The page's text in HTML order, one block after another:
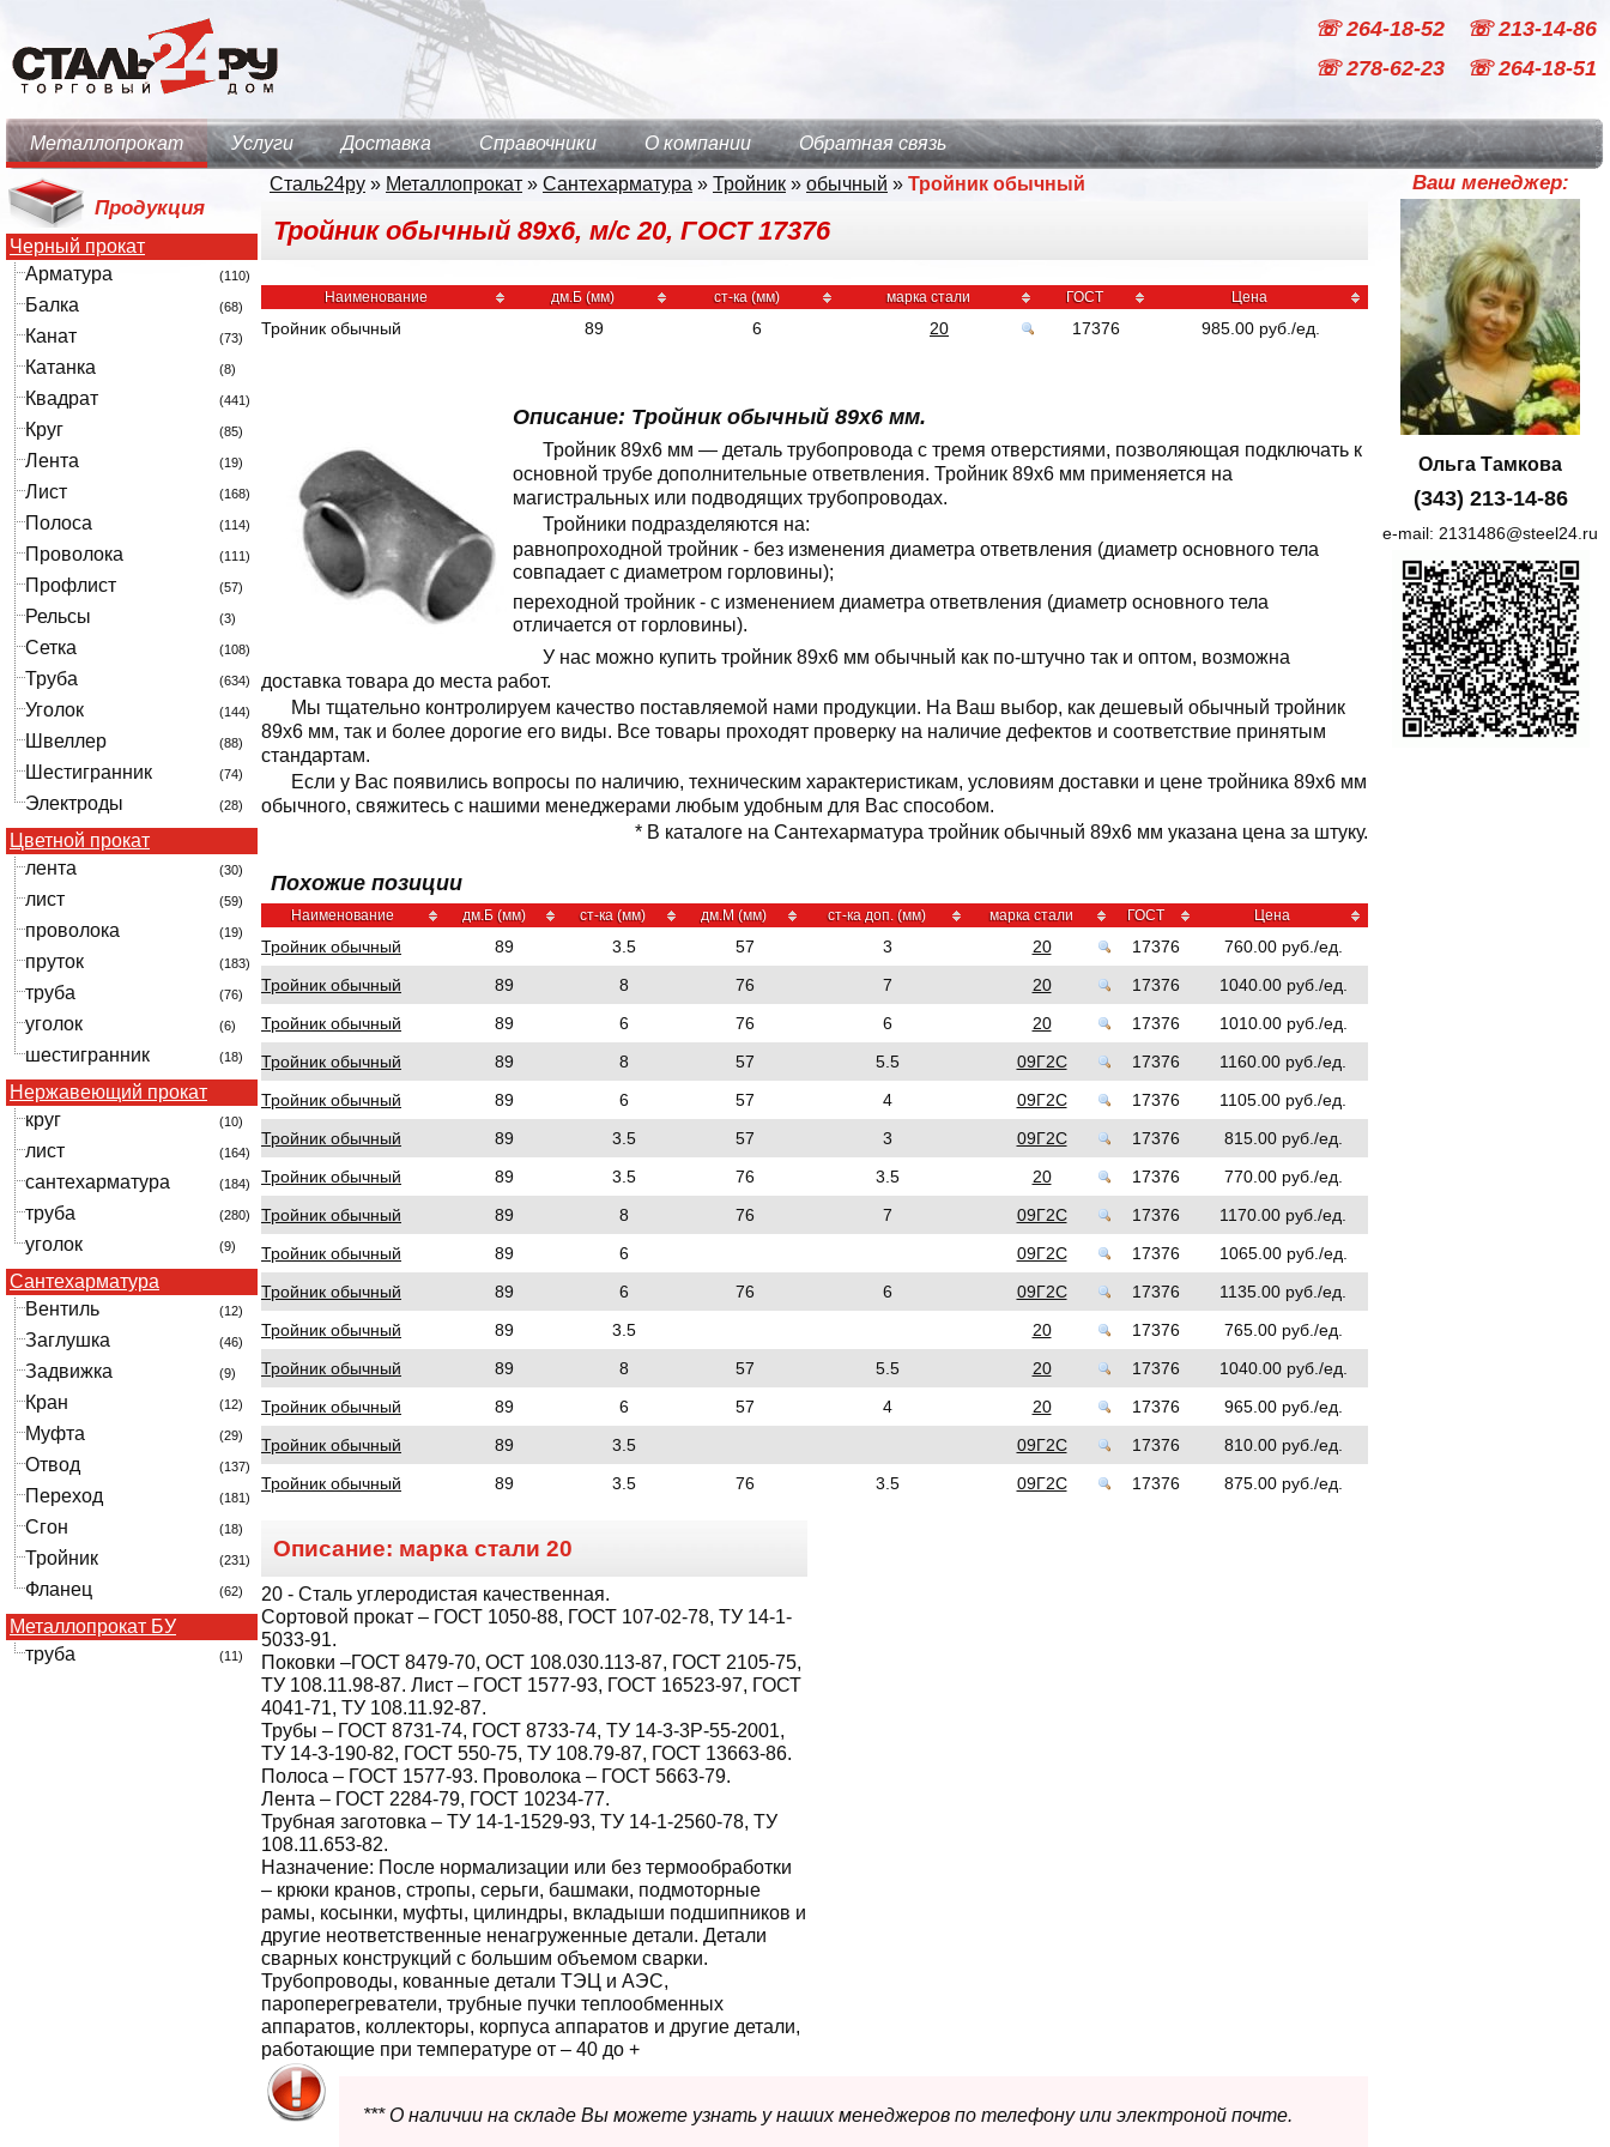
☏ 264-18-52
☏ 213-14-86
☏ 278-62-23
☏ 264-18-51
Металлопрокат Услуги Доставка Справочники О компании Обратная связь
Продукция
Черный прокат
Арматура
(110)
Балка (68)
Канат (73)
Катанка (8)
Квадрат (441)
Круг (85)
Лента (19)
Лист (168)
Полоса (114)
Проволока (111)
Профлист (57)
Рельсы (3)
Сетка (108)
Труба (634)
Уголок (144)
Швеллер (88)
Шестигранник (74)
Электроды (28)
Цветной прокат
лента
(30)
лист (59)
проволока (19)
пруток (183)
труба (76)
уголок (6)
шестигранник (18)
Нержавеющий прокат
круг
(10)
лист (164)
сантехарматура (184)
труба (280)
уголок (9)
Сантехарматура
Вентиль
(12)
Заглушка (46)
Задвижка (9)
Кран (12)
Муфта (29)
Отвод (137)
Переход (181)
Сгон (18)
Тройник (231)
Фланец (62)
Металлопрокат БУ
труба
(11)
Сталь24ру » Металлопрокат » Сантехарматура » Тройник » обычный » Тройник обычный
Тройник обычный 89х6, м/с 20, ГОСТ 17376
Наименование дм.Б (мм) ст-ка (мм) марка стали ГОСТ Цена
Тройник обычный 89 6 20 17376 985.00 руб./ед.
Описание: Тройник обычный 89x6 мм.
Тройник 89x6 мм — деталь трубопровода с тремя отверстиями, позволяющая подключать к
основной трубе дополнительные ответвления. Тройник 89x6 мм применяется на
магистральных или подводящих трубопроводах.
Тройники подразделяются на:
равнопроходной тройник - без изменения диаметра ответвления (диаметр основного тела
совпадает с диаметром горловины);
переходной тройник - с изменением диаметра ответвления (диаметр основного тела
отличается от горловины).
У нас можно купить тройник 89x6 мм обычный как по-штучно так и оптом, возможна
доставка товара до места работ.
Мы тщательно контролируем качество поставляемой нами продукции. На Ваш выбор, как дешевый обычный тройник
89x6 мм, так и более дорогие его виды. Все товары проходят проверку на наличие дефектов и соответствие принятым
стандартам.
Если у Вас появились вопросы по наличию, техническим характеристикам, условиям доставки и цене тройника 89x6 мм
обычного, свяжитесь с нашими менеджерами любым удобным для Вас способом.
* В каталоге на Сантехарматура тройник обычный 89x6 мм указана цена за штуку.
Похожие позиции
Наименование дм.Б (мм) ст-ка (мм) дм.М (мм) ст-ка доп. (мм) марка стали ГОСТ Цена
Тройник обычный 89 3.5 57 3 20 17376
760.00 руб./ед.
Тройник обычный
89 8 76 7 20 17376
1040.00 руб./ед.
Тройник обычный
89 6 76 6 20 17376
1010.00 руб./ед.
Тройник обычный
89 8 57 5.5 09Г2С 17376
1160.00 руб./ед.
Тройник обычный
89 6 57 4 09Г2С 17376
1105.00 руб./ед.
Тройник обычный
89 3.5 57 3 09Г2С 17376
815.00 руб./ед.
Тройник обычный
89 3.5 76 3.5 20 17376
770.00 руб./ед.
Тройник обычный
89 8 76 7 09Г2С 17376
1170.00 руб./ед.
Тройник обычный
89 6 09Г2С 17376
1065.00 руб./ед.
Тройник обычный
89 6 76 6 09Г2С 17376
1135.00 руб./ед.
Тройник обычный
89 3.5 20 17376
765.00 руб./ед.
Тройник обычный
89 8 57 5.5 20 17376
1040.00 руб./ед.
Тройник обычный
89 6 57 4 20 17376
965.00 руб./ед.
Тройник обычный
89 3.5 09Г2С 17376
810.00 руб./ед.
Тройник обычный
89 3.5 76 3.5 09Г2С 17376 875.00 руб./ед.
Описание: марка стали 20
20 - Сталь углеродистая качественная.
Сортовой прокат – ГОСТ 1050-88, ГОСТ 107-02-78, ТУ 14-1-
5033-91.
Поковки –ГОСТ 8479-70, ОСТ 108.030.113-87, ГОСТ 2105-75,
ТУ 108.11.98-87. Лист – ГОСТ 1577-93, ГОСТ 16523-97, ГОСТ
4041-71, ТУ 108.11.92-87.
Трубы – ГОСТ 8731-74, ГОСТ 8733-74, ТУ 14-3-3Р-55-2001,
ТУ 14-3-190-82, ГОСТ 550-75, ТУ 108.79-87, ГОСТ 13663-86.
Полоса – ГОСТ 1577-93. Проволока – ГОСТ 5663-79.
Лента – ГОСТ 2284-79, ГОСТ 10234-77.
Трубная заготовка – ТУ 14-1-1529-93, ТУ 14-1-2560-78, ТУ
108.11.653-82.
Назначение: После нормализации или без термообработки
– крюки кранов, стропы, серьги, башмаки, подмоторные
рамы, косынки, муфты, цилиндры, вкладыши подшипников и
другие неответственные ненагруженные детали. Детали
сварных конструкций с большим объемом сварки.
Трубопроводы, кованные детали ТЭЦ и АЭС,
пароперегреватели, трубные пучки теплообменных
аппаратов, коллекторы, корпуса аппаратов и другие детали,
работающие при температуре от – 40 до +
*** О наличии на складе Вы можете узнать у наших менеджеров по телефону или электроной почте.
Ваш менеджер:
Ольга Тамкова
(343) 213-14-86
e-mail: 2131486@steel24.ru